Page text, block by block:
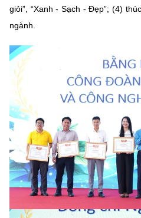
giỏi”, “Xanh - Sạch - Đẹp”; (4)
ngành.